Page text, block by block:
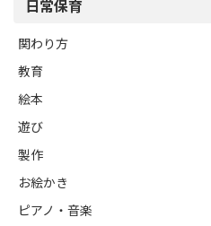
日常保育
関わり方
教育
絵本
遊び
製作
お絵かき
ピアノ・音楽